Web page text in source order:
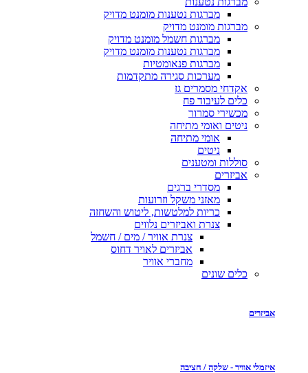
מברגות נטענות מומנט מדויק
מומנט מדויק
מברגות חשמל מומנט מדויק
מברגות נטענות מומנט מדויק
מברגות פנאומטיות
מערכות סגירה מתקדמות
מסמרים גז
ואומי מתיחה
ומטענים
מאזני משקל וזרועות
כריות למלטשות, ליטוש והשחזה
צנרת ואביזרים נלווים
צנרת אוויר / מים / חשמל
אביזרים לאויר דחוס
- שלקה / חציבה